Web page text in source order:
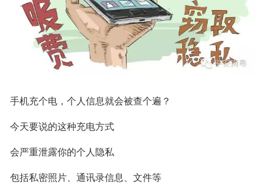
手机充个电，个人信息就会被查个遍？
今天要说的这种充电方式
会严重泄露你的个人隐私
包括私密照片、通讯录信息、文件等